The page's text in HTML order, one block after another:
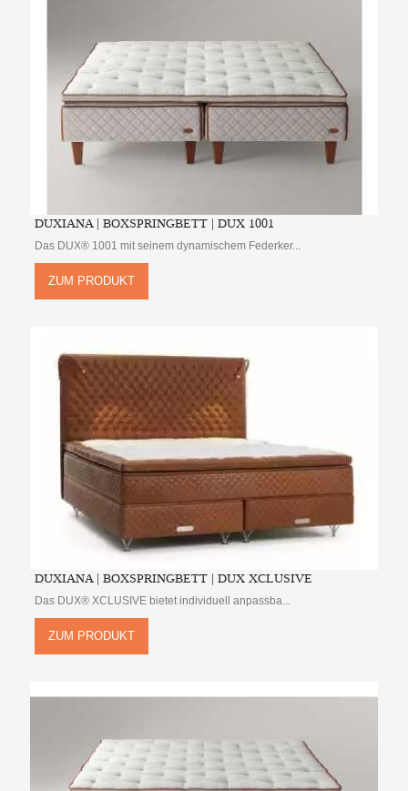
DUXIANA | BOXSPRINGBETT | DUX 1001
Das DUX® 1001 mit seinem dynamischem Federker...
ZUM PRODUKT
DUXIANA | BOXSPRINGBETT | DUX XCLUSIVE
Das DUX® XCLUSIVE bietet individuell anpassba...
ZUM PRODUKT